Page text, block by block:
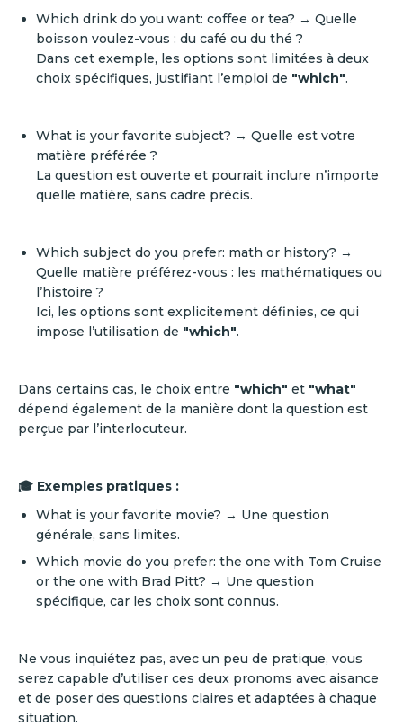
Which drink do you want: coffee or tea? → Quelle
boisson voulez-vous : du café ou du thé ?
Dans cet exemple, les options sont limitées à deux
choix spécifiques, justifiant l’emploi de "which".
What is your favorite subject? → Quelle est votre
matière préférée ?
La question est ouverte et pourrait inclure n’importe
quelle matière, sans cadre précis.
Which subject do you prefer: math or history? →
Quelle matière préférez-vous : les mathématiques ou
l’histoire ?
Ici, les options sont explicitement définies, ce qui
impose l’utilisation de "which".
Dans certains cas, le choix entre "which" et "what"
dépend également de la manière dont la question est
perçue par l’interlocuteur.
🎓 Exemples pratiques :
What is your favorite movie? → Une question
générale, sans limites.
Which movie do you prefer: the one with Tom Cruise
or the one with Brad Pitt? → Une question
spécifique, car les choix sont connus.
Ne vous inquiétez pas, avec un peu de pratique, vous
serez capable d’utiliser ces deux pronoms avec aisance
et de poser des questions claires et adaptées à chaque
situation.